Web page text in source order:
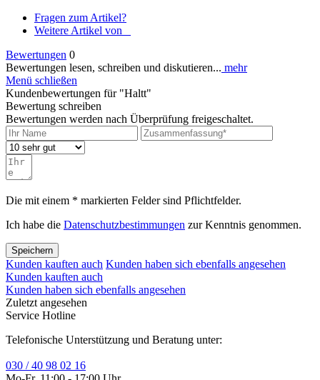
Fragen zum Artikel?
Weitere Artikel von _
Bewertungen 0
Bewertungen lesen, schreiben und diskutieren... mehr
Menü schließen
Kundenbewertungen für "Haltt"
Bewertung schreiben
Bewertungen werden nach Überprüfung freigeschaltet.
Die mit einem * markierten Felder sind Pflichtfelder.
Ich habe die Datenschutzbestimmungen zur Kenntnis genommen.
Speichern
Kunden kauften auch Kunden haben sich ebenfalls angesehen
Kunden kauften auch
Kunden haben sich ebenfalls angesehen
Zuletzt angesehen
Service Hotline
Telefonische Unterstützung und Beratung unter:
030 / 40 98 02 16